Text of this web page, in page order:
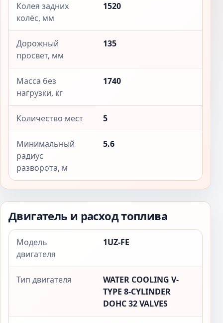
Колея задних
колёс, мм
1520
Дорожный
просвет, мм
135
Масса без
нагрузки, кг
1740
Количество мест 5
Минимальный
радиус
разворота, м
5.6
Двигатель и расход топлива
Модель
двигателя
1UZ-FE
Тип двигателя
WATER COOLING V-
TYPE 8-CYLINDER
DOHC 32 VALVES